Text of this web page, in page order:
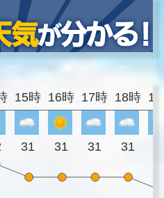
15時 16時 17時 18時
31 31 31 31